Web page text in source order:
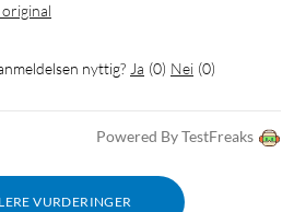
original
nyttig? Ja (0) Nei (0)
Powered By TestFreaks
VURDERINGER